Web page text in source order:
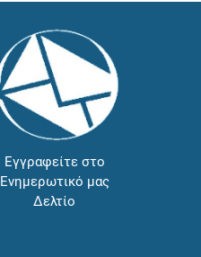
Εγγραφείτε στο
Ενημερωτικό μας
Δελτίο